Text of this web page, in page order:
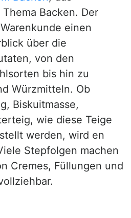
Backen. Der
einen
über die
von den
bis hin zu
Würzmitteln. Ob
Biskuitmasse,
wie diese Teige
werden, wird en
Stepfolgen machen
Cremes, Füllungen und